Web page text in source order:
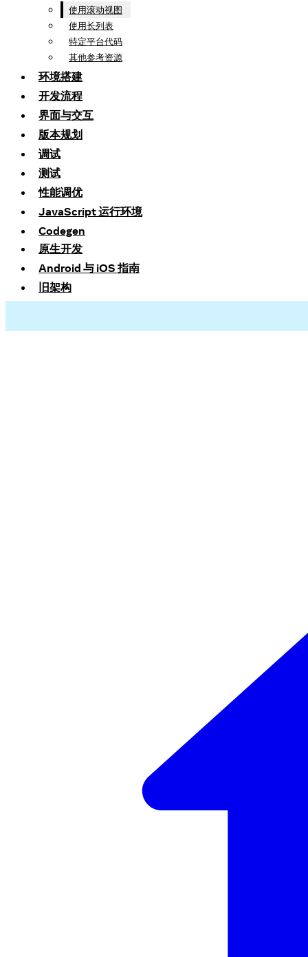
使用滚动视图
使用长列表
特定平台代码
其他参考资源
环境搭建
开发流程
界面与交互
版本规划
调试
测试
性能调优
JavaScript 运行环境
Codegen
原生开发
Android 与 iOS 指南
旧架构